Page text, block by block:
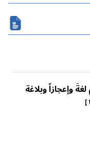
وإعجازاً وبلاغة